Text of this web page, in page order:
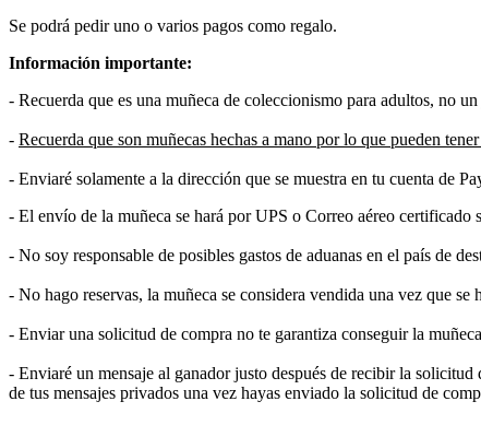
Se podrá pedir uno o varios pagos como regalo.
Información importante:
- Recuerda que es una muñeca de coleccionismo para adultos, no
- Recuerda que son muñecas hechas a mano por lo que pueden
- Enviaré solamente a la dirección que se muestra en tu cuenta de
- El envío de la muñeca se hará por UPS o Correo aéreo certificado
- No soy responsable de posibles gastos de aduanas en el país de
- No hago reservas, la muñeca se considera vendida una vez que se
- Enviar una solicitud de compra no te garantiza conseguir la
- Enviaré un mensaje al ganador justo después de recibir la
de tus mensajes privados una vez hayas enviado la solicitud de